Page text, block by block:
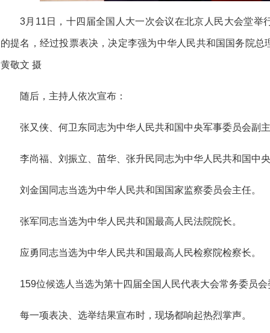
3月11日，十四届全国人大一次会议在北京人民大会堂举
的提名，经过投票表决，决定李强为中华人民共和国国务院
黄敬文 摄
随后，主持人依次宣布：
张又侠、何卫东同志为中华人民共和国中央军事委员会副
李尚福、刘振立、苗华、张升民同志为中华人民共和国中
刘金国同志当选为中华人民共和国国家监察委员会主任。
张军同志当选为中华人民共和国最高人民法院院长。
应勇同志当选为中华人民共和国最高人民检察院检察长。
159位候选人当选为第十四届全国人民代表大会常务委员会
每一项表决、选举结果宣布时，现场都响起热烈掌声。